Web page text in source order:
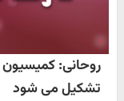
روحانی: کمیسیون
تشکیل می شود